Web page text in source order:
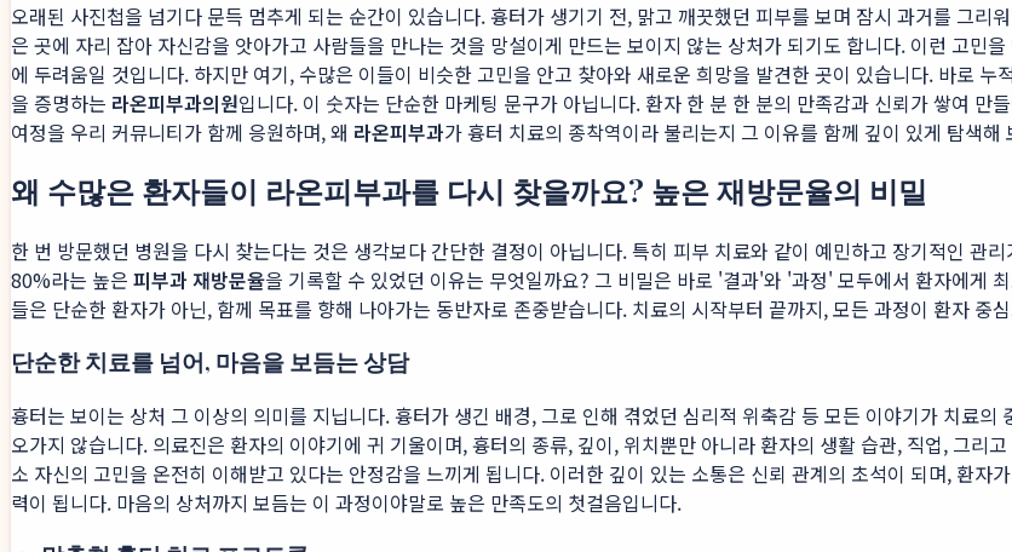
오래된 사진첩을 넘기다 문득 멈추게 되는 순간이 있습니다. 흉터가 생기기 전, 맑고 깨끗했던 피부를 보며 잠시 과거를 그리
은 곳에 자리 잡아 자신감을 앗아가고 사람들을 만나는 것을 망설이게 만드는 보이지 않는 상처가 되기도 합니다. 이런 고민
에 두려움일 것입니다. 하지만 여기, 수많은 이들이 비슷한 고민을 안고 찾아와 새로운 희망을 발견한 곳이 있습니다. 바로 누
을 증명하는 라온피부과의원입니다. 이 숫자는 단순한 마케팅 문구가 아닙니다. 환자 한 분 한 분의 만족감과 신뢰가 쌓여 만
여정을 우리 커뮤니티가 함께 응원하며, 왜 라온피부과가 흉터 치료의 종착역이라 불리는지 그 이유를 함께 깊이 있게 탐색해
왜 수많은 환자들이 라온피부과를 다시 찾을까요? 높은 재방문율의 비밀
한 번 방문했던 병원을 다시 찾는다는 것은 생각보다 간단한 결정이 아닙니다. 특히 피부 치료와 같이 예민하고 장기적인 관
80%라는 높은 피부과 재방문율을 기록할 수 있었던 이유는 무엇일까요? 그 비밀은 바로 '결과'와 '과정' 모두에서 환자에게
들은 단순한 환자가 아닌, 함께 목표를 향해 나아가는 동반자로 존중받습니다. 치료의 시작부터 끝까지, 모든 과정이 환자 중
단순한 치료를 넘어, 마음을 보듬는 상담
흉터는 보이는 상처 그 이상의 의미를 지닙니다. 흉터가 생긴 배경, 그로 인해 겪었던 심리적 위축감 등 모든 이야기가 치료의
오가지 않습니다. 의료진은 환자의 이야기에 귀 기울이며, 흉터의 종류, 깊이, 위치뿐만 아니라 환자의 생활 습관, 직업, 그리
소 자신의 고민을 온전히 이해받고 있다는 안정감을 느끼게 됩니다. 이러한 깊이 있는 소통은 신뢰 관계의 초석이 되며, 환
력이 됩니다. 마음의 상처까지 보듬는 이 과정이야말로 높은 만족도의 첫걸음입니다.